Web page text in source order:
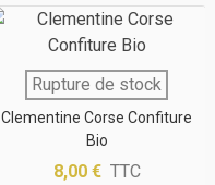
Rupture de stock
Clementine Corse Confiture
Bio
8,00 € TTC